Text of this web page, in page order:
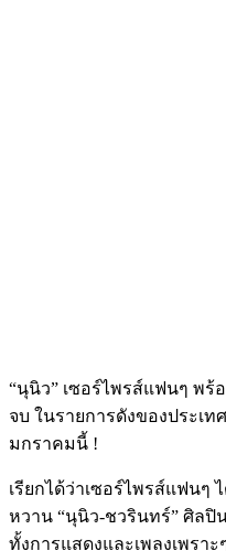
“นุนิว” เซอร์ไพรส์แฟนๆ พร้
จบ ในรายการดังของประเท
มกราคมนี้ !
เรียกได้ว่าเซอร์ไพรส์แฟนๆ
หวาน “นุนิว-ชวรินทร์” ศิลปิ
ทั้งการแสดงและเพลงเพราะ